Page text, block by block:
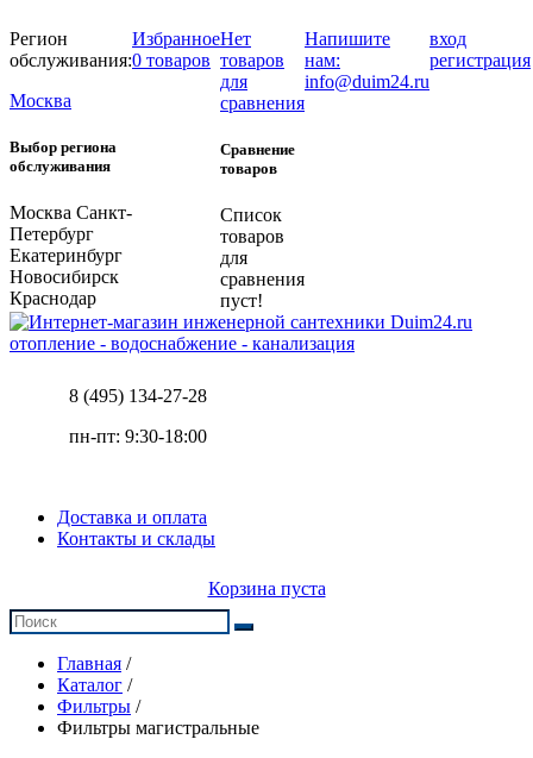
Регион
обслуживания:
Москва
Выбор региона
обслуживания
Москва Санкт-
Петербург
Екатеринбург
Новосибирск
Краснодар
Избранное
0 товаров
Нет
товаров
для
сравнения
Сравнение
товаров
Список
товаров
для
сравнения
пуст!
Напишите
нам:
info@duim24.ru
вход
регистрация
отопление - водоснабжение - канализация
8 (495) 134-27-28
пн-пт: 9:30-18:00
Доставка и оплата
Контакты и склады
Корзина пуста
Главная /
Каталог /
Фильтры /
Фильтры магистральные